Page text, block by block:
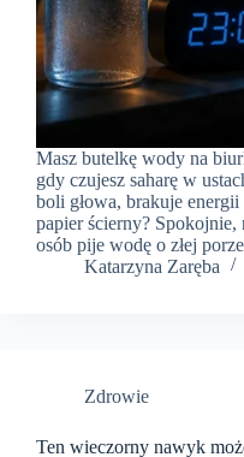
Masz butelkę wody na
gdy czujesz saharę w
boli głowa, brakuje
papier ścierny? Spokojnie,
osób pije wodę o złej
Katarzyna Zaręba
Zdrowie
Ten wieczorny nawyk